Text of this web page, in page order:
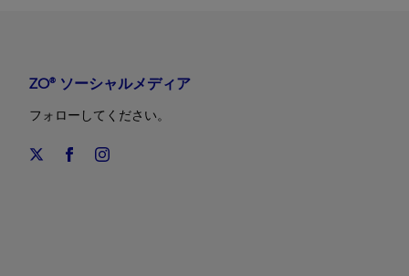
ZO® ソーシャルメディア
フォローしてください。